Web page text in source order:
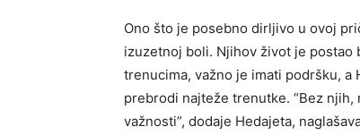
Ono što je posebno dirljivo u ovoj
izuzetnoj boli. Njihov život je postao
trenucima, važno je imati podršku,
prebrodi najteže trenutke. “Bez
važnosti”, dodaje Hedajeta,